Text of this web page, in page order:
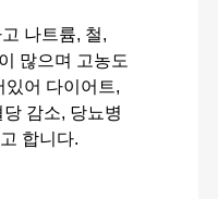
나트륨, 철,
많으며 고농도
있어 다이어트,
감소, 당뇨병
합니다.